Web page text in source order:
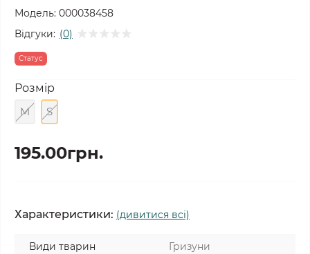
Модель: 000038458
Відгуки: (0)
Статус
Розмір
M
S
195.00грн.
Характеристики: (дивитися всі)
Види тварин
Гризуни